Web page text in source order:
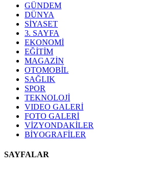
GÜNDEM
DÜNYA
SİYASET
3. SAYFA
EKONOMİ
EĞİTİM
MAGAZİN
OTOMOBİL
SAĞLIK
SPOR
TEKNOLOJİ
VIDEO GALERİ
FOTO GALERİ
VİZYONDAKİLER
BİYOGRAFİLER
SAYFALAR